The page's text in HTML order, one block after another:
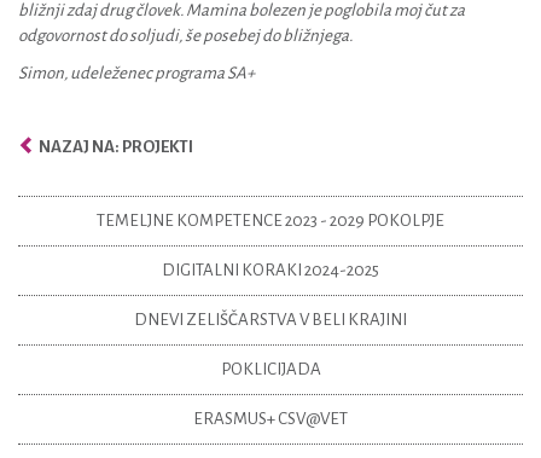
bližnji zdaj drug človek. Mamina bolezen je poglobila moj čut za
odgovornost do soljudi, še posebej do bližnjega.
Simon, udeleženec programa SA+
NAZAJ NA: PROJEKTI
TEMELJNE KOMPETENCE 2023 - 2029 POKOLPJE
DIGITALNI KORAKI 2024-2025
DNEVI ZELIŠČARSTVA V BELI KRAJINI
POKLICIJADA
ERASMUS+ CSV@VET